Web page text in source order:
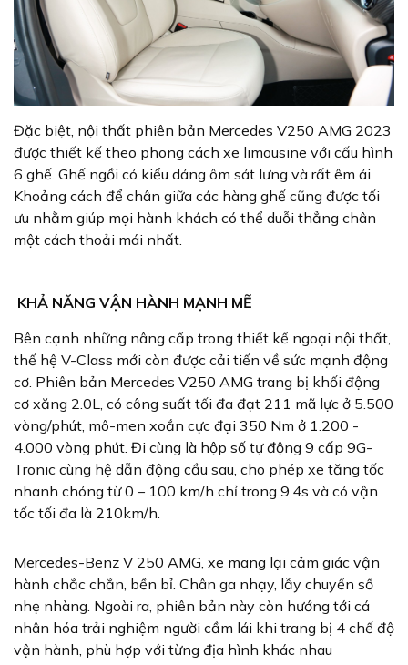
Đặc biệt, nội thất phiên bản Mercedes V250 AMG 2023
được thiết kế theo phong cách xe limousine với cấu hình
6 ghế. Ghế ngồi có kiểu dáng ôm sát lưng và rất êm ái.
Khoảng cách để chân giữa các hàng ghế cũng được tối
ưu nhằm giúp mọi hành khách có thể duỗi thẳng chân
một cách thoải mái nhất.
KHẢ NĂNG VẬN HÀNH MẠNH MẼ
Bên cạnh những nâng cấp trong thiết kế ngoại nội thất,
thế hệ V-Class mới còn được cải tiến về sức mạnh động
cơ. Phiên bản Mercedes V250 AMG trang bị khối động
cơ xăng 2.0L, có công suất tối đa đạt 211 mã lực ở 5.500
vòng/phút, mô-men xoắn cực đại 350 Nm ở 1.200 -
4.000 vòng phút. Đi cùng là hộp số tự động 9 cấp 9G-
Tronic cùng hệ dẫn động cầu sau, cho phép xe tăng tốc
nhanh chóng từ 0 – 100 km/h chỉ trong 9.4s và có vận
tốc tối đa là 210km/h.
Mercedes-Benz V 250 AMG, xe mang lại cảm giác vận
hành chắc chắn, bền bỉ. Chân ga nhạy, lẫy chuyển số
nhẹ nhàng. Ngoài ra, phiên bản này còn hướng tới cá
nhân hóa trải nghiệm người cầm lái khi trang bị 4 chế độ
vận hành, phù hợp với từng địa hình khác nhau